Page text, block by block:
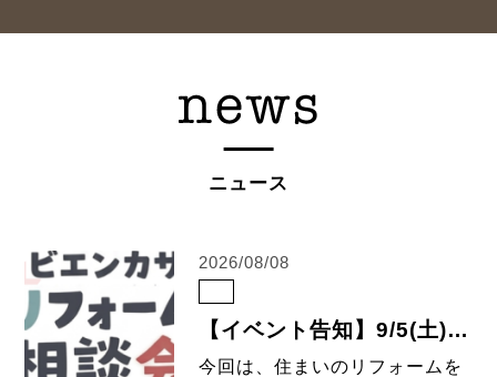
ニュース
2026/08/08
【イベント告知】9/5(土)開催！LIXIL滋賀ショールームで「ビエンカサ リフォーム相談会（リクフェス2026）」を開催します！
今回は、住まいのリフォームを